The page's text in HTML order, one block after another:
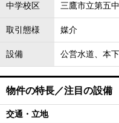
中学校区 三鷹市立第五
取引態様 媒介
設備 公営水道、本
物件の特長／注目の設備
交通・立地